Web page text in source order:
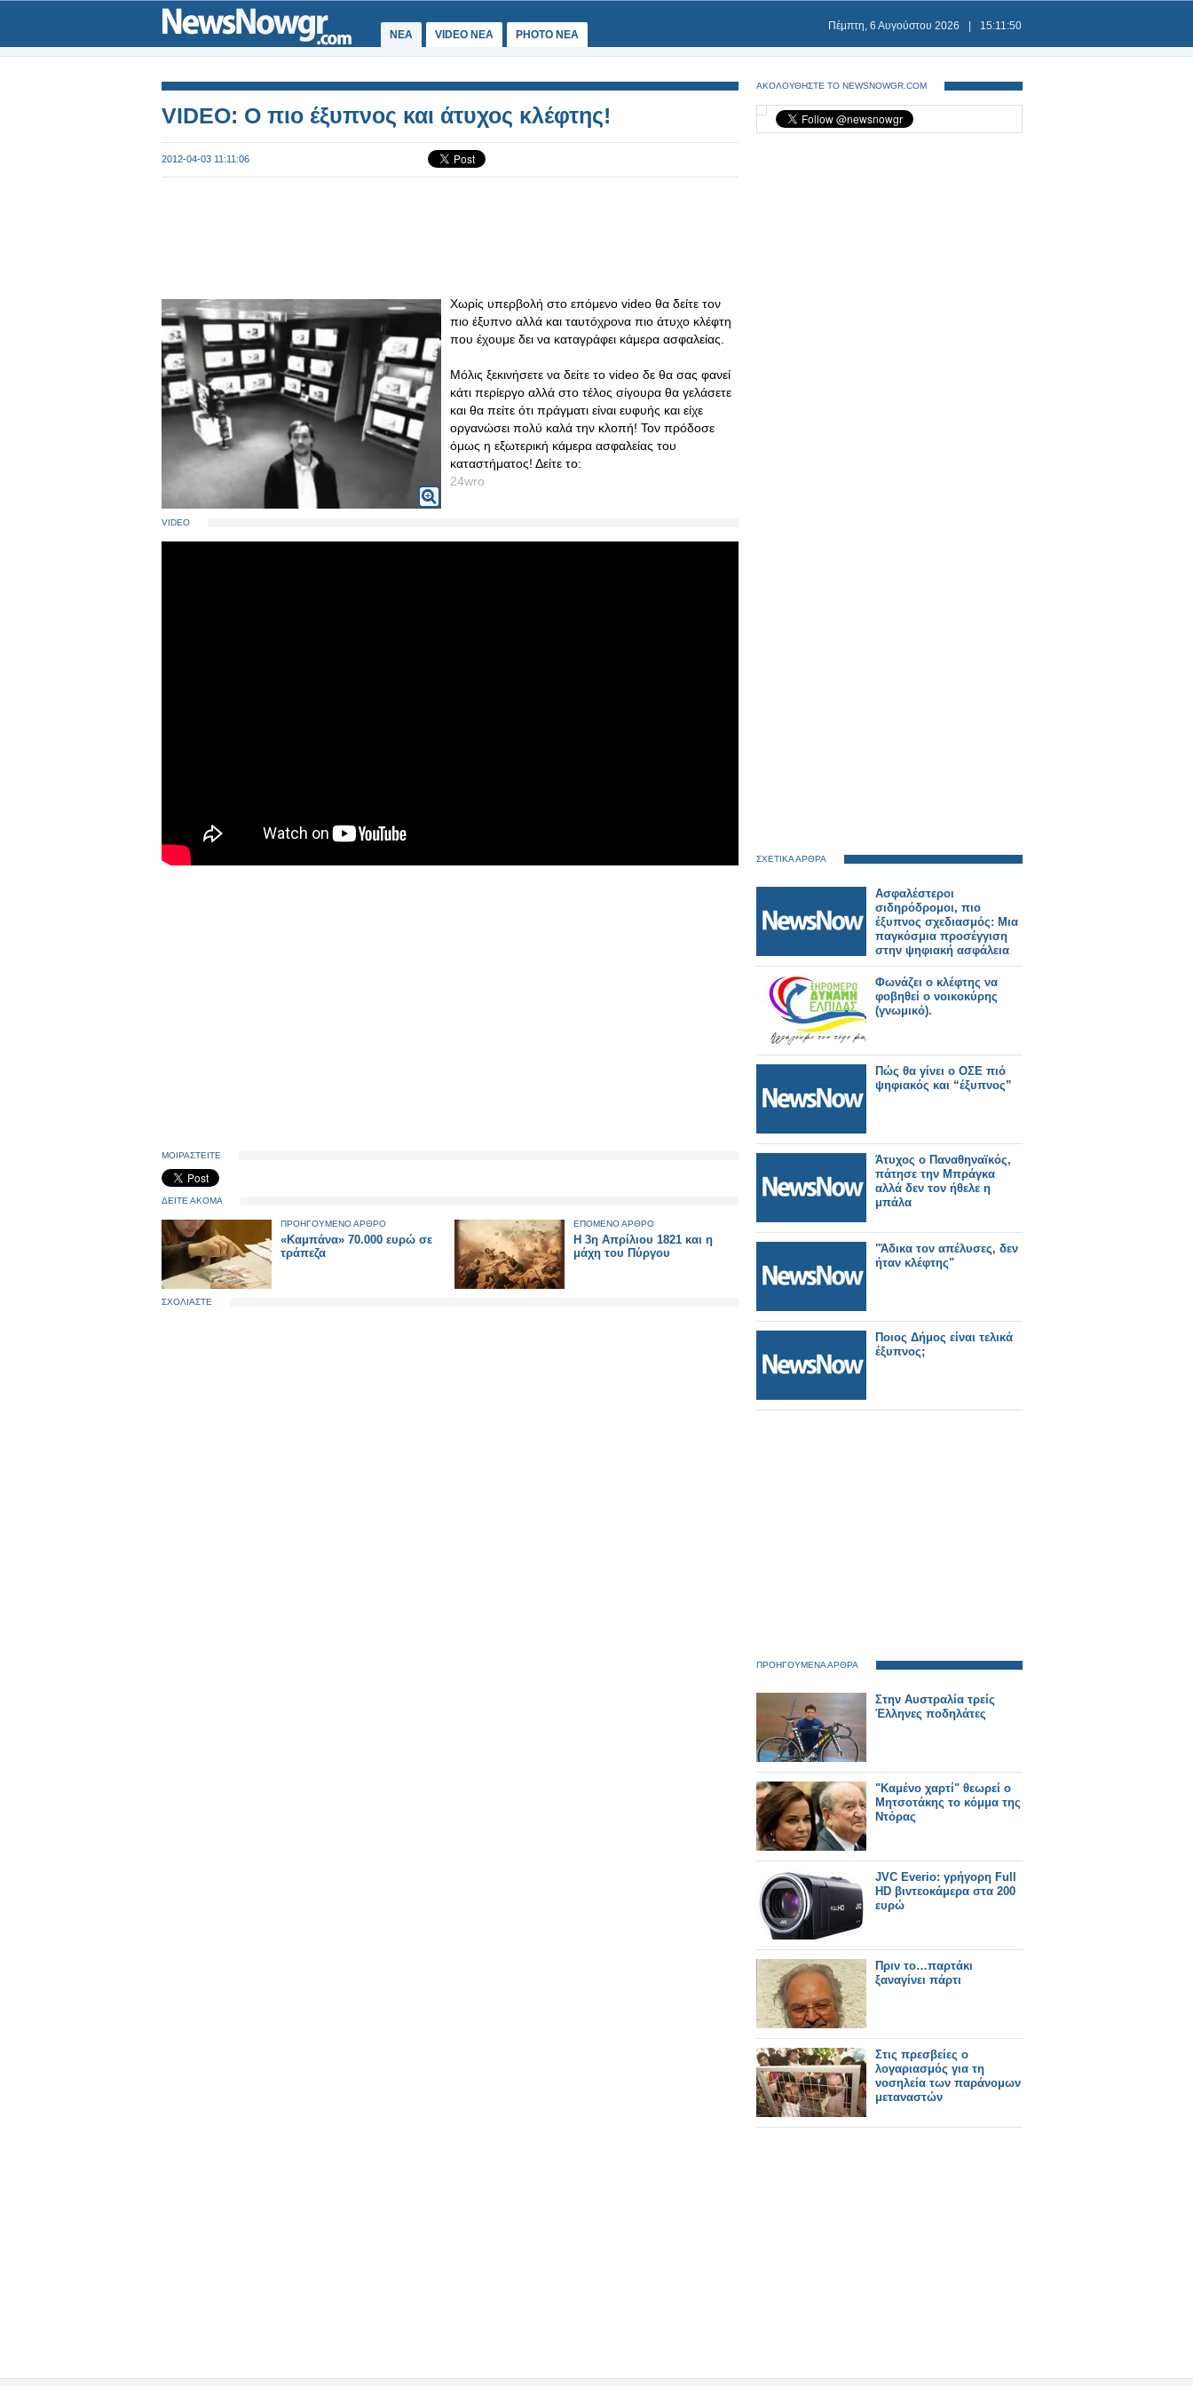
ΝΕΑ VIDEO NEA PHOTO NEA
Πέμπτη, 6 Αυγούστου 2026 15:11:50
VIDEO: Ο πιο έξυπνος και άτυχος κλέφτης!
2012-04-03 11:11:06
Χωρίς υπερβολή στο επόμενο video θα δείτε τον
πιο έξυπνο αλλά και ταυτόχρονα πιο άτυχο κλέφτη
που έχουμε δει να καταγράφει κάμερα ασφαλείας.
Μόλις ξεκινήσετε να δείτε το video δε θα σας φανεί
κάτι περίεργο αλλά στο τέλος σίγουρα θα γελάσετε
και θα πείτε ότι πράγματι είναι ευφυής και είχε
οργανώσει πολύ καλά την κλοπή! Τον πρόδοσε
όμως η εξωτερική κάμερα ασφαλείας του
καταστήματος! Δείτε το:
24wro
VIDEO
ΜΟΙΡΑΣΤΕΙΤΕ
ΔΕΙΤΕ ΑΚΟΜΑ
ΠΡΟΗΓΟΥΜΕΝΟ ΑΡΘΡΟ
«Καμπάνα» 70.000 ευρώ σε
τράπεζα
ΕΠΟΜΕΝΟ ΑΡΘΡΟ
Η 3η Απρίλιου 1821 και η
μάχη του Πύργου
ΣΧΟΛΙΑΣΤΕ
ΑΚΟΛΟΥΘΗΣΤΕ ΤΟ NEWSNOWGR.COM
ΣΧΕΤΙΚΑ ΑΡΘΡΑ
Ασφαλέστεροι
σιδηρόδρομοι, πιο
έξυπνος σχεδιασμός: Μια
παγκόσμια προσέγγιση
στην ψηφιακή ασφάλεια
Φωνάζει ο κλέφτης να
φοβηθεί ο νοικοκύρης
(γνωμικό).
Πώς θα γίνει ο ΟΣΕ πιό
ψηφιακός και “έξυπνος”
Άτυχος ο Παναθηναϊκός,
πάτησε την Μπράγκα
αλλά δεν τον ήθελε η
μπάλα
"Άδικα τον απέλυσες, δεν
ήταν κλέφτης"
Ποιος Δήμος είναι τελικά
έξυπνος;
ΠΡΟΗΓΟΥΜΕΝΑ ΑΡΘΡΑ
Στην Αυστραλία τρείς
Έλληνες ποδηλάτες
"Καμένο χαρτί" θεωρεί ο
Μητσοτάκης το κόμμα της
Ντόρας
JVC Everio: γρήγορη Full
HD βιντεοκάμερα στα 200
ευρώ
Πριν το…παρτάκι
ξαναγίνει πάρτι
Στις πρεσβείες ο
λογαριασμός για τη
νοσηλεία των παράνομων
μεταναστών